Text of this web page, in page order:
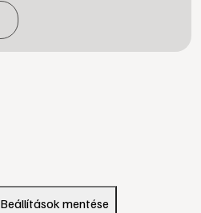
Beállítások mentése